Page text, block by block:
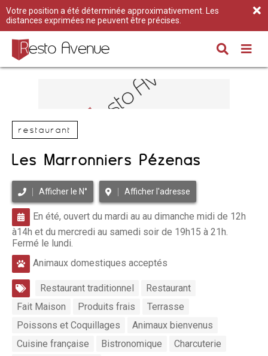
Votre position a été déterminée approximativement. Les
distances exprimées ne peuvent être précises.
restaurant
Les Marronniers Pézenas
Afficher le N° Afficher l'adresse
En été, ouvert du mardi au au dimanche midi de 12h
à14h et du mercredi au samedi soir de 19h15 à 21h.
Fermé le lundi.
Animaux domestiques acceptés
Restaurant traditionnel
Restaurant
Fait Maison
Produits frais
Terrasse
Poissons et Coquillages
Animaux bienvenus
Cuisine française
Bistronomique
Charcuterie